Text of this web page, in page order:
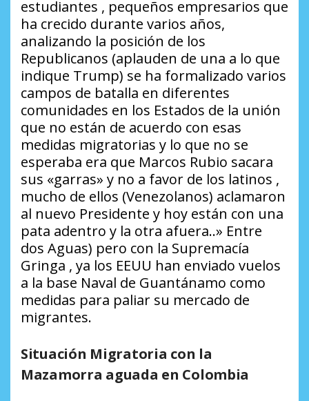
estudiantes , pequeños empresarios que
ha crecido durante varios años,
analizando la posición de los
Republicanos (aplauden de una a lo que
indique Trump) se ha formalizado varios
campos de batalla en diferentes
comunidades en los Estados de la unión
que no están de acuerdo con esas
medidas migratorias y lo que no se
esperaba era que Marcos Rubio sacara
sus «garras» y no a favor de los latinos ,
mucho de ellos (Venezolanos) aclamaron
al nuevo Presidente y hoy están con una
pata adentro y la otra afuera..» Entre
dos Aguas) pero con la Supremacía
Gringa , ya los EEUU han enviado vuelos
a la base Naval de Guantánamo como
medidas para paliar su mercado de
migrantes.
Situación Migratoria con la
Mazamorra aguada en Colombia